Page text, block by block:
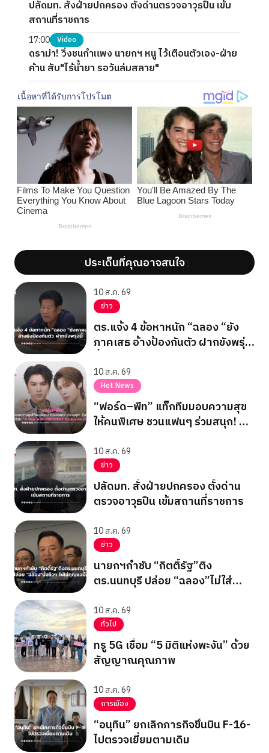
ปลัดมท. สั่งฝ่ายปกครอง ตั้งด่านตรวจอาวุธปืน เข้ม
สถานที่ราชการ
17:00 Video
ดราม่า! วิ่งชนกำแพง นายกฯ หนู ไว้เตือนตัวเอง-ฝ่าย
ค้าน สับ"ไร้น้ำยา รอวันล่มสลาย"
';ประเด็นที่คุณอาจสนใจ';
10 ส.ค. 69
ข่าว
ตร.แจ้ง 4 ข้อหาหนัก “ฉลอง “ยัง
ภาคเสธ อ้างป้องกันตัว ฝากขังพรุ่ง
10 ส.ค. 69
Hot News
“ฟอร์ด–พีท” แท็กทีมมอบความสุข
ให้คนพิเศษ ชวนแฟนๆ ร่วมสนุก! ลุ้น
FORTPEAT Exclusive Fan Meet”
10 ส.ค. 69
ข่าว
ปลัดมท. สั่งฝ่ายปกครอง ตั้งด่าน
ตรวจอาวุธปืน เข้มสถานที่ราชการ
10 ส.ค. 69
ข่าว
นายกฯกำชับ “กิตติ์รัฐ”ติง
ตร.นนทบุรี ปล่อย “ฉลอง”ไม่ใส่
10 ส.ค. 69
ทั่วไป
ทรู 5G เชื่อม “5 มิติแห่งพะงัน” ด้วย
สัญญาณคุณภาพ
10 ส.ค. 69
การเมือง
“อนุทิน” ยกเลิกภารกิจขึ้นบิน F-16-
ไปตรวจเยี่ยมตามเดิม